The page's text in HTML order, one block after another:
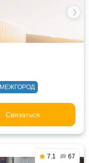
МЕЖГОРОД
Связаться
7.1 67